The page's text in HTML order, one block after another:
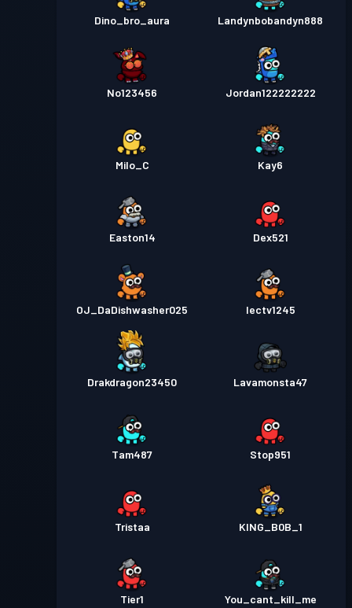
Dino_bro_aura Landynbobandyn888
No123456 Jordan122222222
Milo_C Kay6
Easton14 Dex521
OJ_DaDishwasher025 Iectv1245
Drakdragon23450 Lavamonsta47
Tam487 Stop951
Tristaa KING_B0B_1
Tier1 You_cant_kill_me